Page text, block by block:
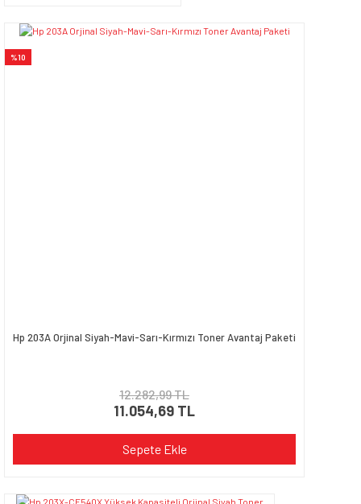
%10
Hp 203A Orjinal Siyah-Mavi-Sarı-Kırmızı Toner Avantaj Paketi
12.282,99 TL
11.054,69 TL
Sepete Ekle